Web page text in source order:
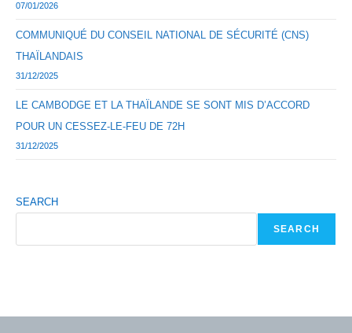
07/01/2026
COMMUNIQUÉ DU CONSEIL NATIONAL DE SÉCURITÉ (CNS)
THAÏLANDAIS
31/12/2025
LE CAMBODGE ET LA THAÏLANDE SE SONT MIS D’ACCORD
POUR UN CESSEZ-LE-FEU DE 72H
31/12/2025
SEARCH
SEARCH